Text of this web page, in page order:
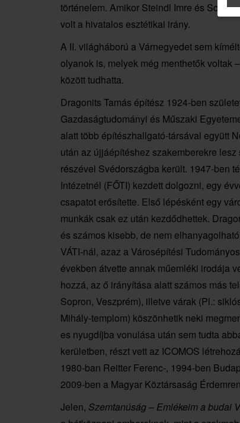
történelem. Amikor Steindl Imre és
volt a hivatalos esztétikai irány.
A II. világháború a Várnegyedet sem
olyanok is, melyek még menthetők voltak
között tudhatta.
Dragonits Tamás építész 1924-ben
Gazdaságtudományi és Műszaki
alatt több építészhallgató-társával együtt
után az újjáépítéshez szakemberekre
részével Svédországba került. 1947-ben
Intézetnél (FŐTI) kezdett dolgozni, egy
csapatot erősítette. Első lépésként egy
munkák csak ez után kezdődhettek.
és számos kisebb, de nem
VÁTI-nál, azaz a Városépítési
években átvette annak műemléki irodája
hozzá, az ő irányítása alatt számos más
Sopron, Veszprém), illetve várak (Pl.:
Mihály-templom) köszönhetik neki
es nyugdíjba vonulása után sem tudta
kerületben, részt vett az ICOMOS
1980-ban Reitter Ferenc-, 1994-ben
2009-ben a Magyar Köztársaság
Jelen, Szemtanúság – Emlékeim a budai